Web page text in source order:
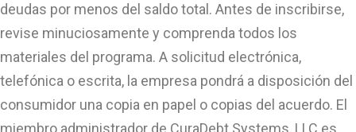
deudas por menos del saldo total. Antes de inscribirse,
revise minuciosamente y comprenda todos los
materiales del programa. A solicitud electrónica,
telefónica o escrita, la empresa pondrá a disposición del
consumidor una copia en papel o copias del acuerdo. El
miembro administrador de CuraDebt Systems, LLC es